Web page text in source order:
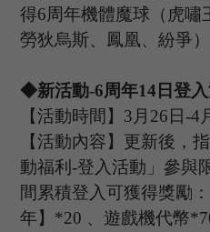
得6周年機體魔球 （虎
勞狄烏斯、鳳凰、紛爭）
◆新活動-6周年14 日登
【活動時間】 3月 26 日-4
【活動內容】更新後，
動福利-登入活動」參與
間累積登入可獲得獎勵
年】 *20 、遊戲機代幣